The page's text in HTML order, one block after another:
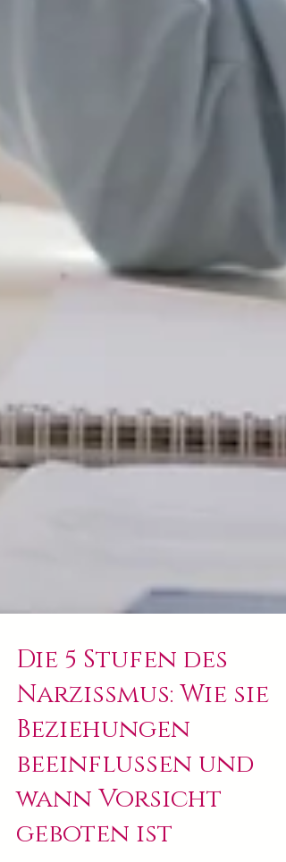
Die 5 Stufen des
Narzissmus: Wie sie
Beziehungen
beeinflussen und
wann Vorsicht